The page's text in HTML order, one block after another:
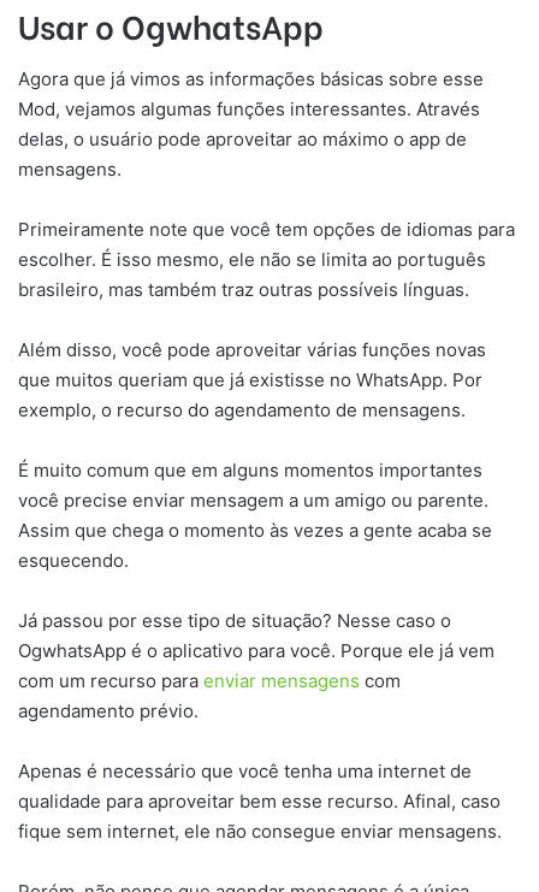
Usar o OgwhatsApp
Agora que já vimos as informações básicas sobre esse
Mod, vejamos algumas funções interessantes. Através
delas, o usuário pode aproveitar ao máximo o app de
mensagens.
Primeiramente note que você tem opções de idiomas para
escolher. É isso mesmo, ele não se limita ao português
brasileiro, mas também traz outras possíveis línguas.
Além disso, você pode aproveitar várias funções novas
que muitos queriam que já existisse no WhatsApp. Por
exemplo, o recurso do agendamento de mensagens.
É muito comum que em alguns momentos importantes
você precise enviar mensagem a um amigo ou parente.
Assim que chega o momento às vezes a gente acaba se
esquecendo.
Já passou por esse tipo de situação? Nesse caso o
OgwhatsApp é o aplicativo para você. Porque ele já vem
com um recurso para enviar mensagens com
agendamento prévio.
Apenas é necessário que você tenha uma internet de
qualidade para aproveitar bem esse recurso. Afinal, caso
fique sem internet, ele não consegue enviar mensagens.